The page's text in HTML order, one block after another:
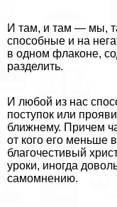
И там, и там — мы,
способные и на
в одном флаконе,
разделить.
И любой из нас
поступок или
ближнему. Причем
от кого его меньше
благочестивый
уроки, иногда
самомнению.